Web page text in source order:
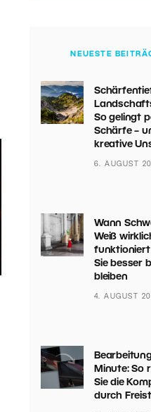
NEUESTE
So gelingt
Schärfe –
kreative
6. AUGUST
Wann
Weiß
funktioniert
Sie besser
bleiben
4. AUGUST
Minute: So
Sie die
durch